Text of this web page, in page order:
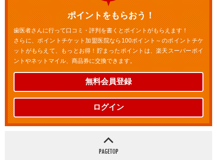
ポイントをもらおう！
歯医者さんに行って口コミ・評判を書くとポイントがもらえます！
さらに、ポイントチケット加盟医院なら100ポイント～のポイントチケ
ットがもらえて、もっとお得！貯まったポイントは、楽天スーパーポイ
ントやネットマイル、商品券に交換できます。
無料会員登録
ログイン